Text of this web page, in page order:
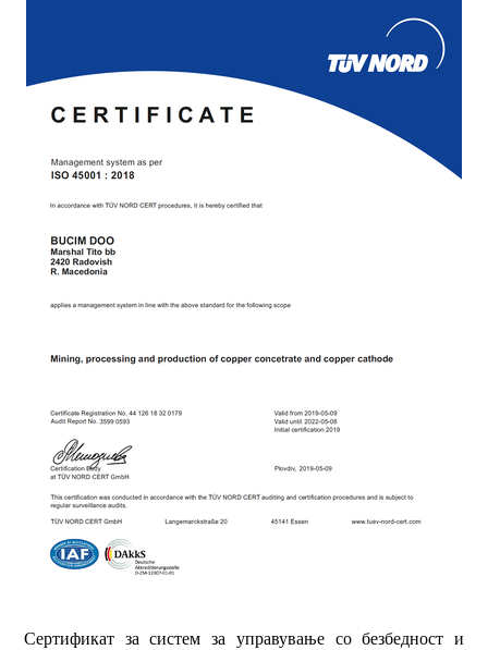
Сертификат за систем за управување со безбедност и